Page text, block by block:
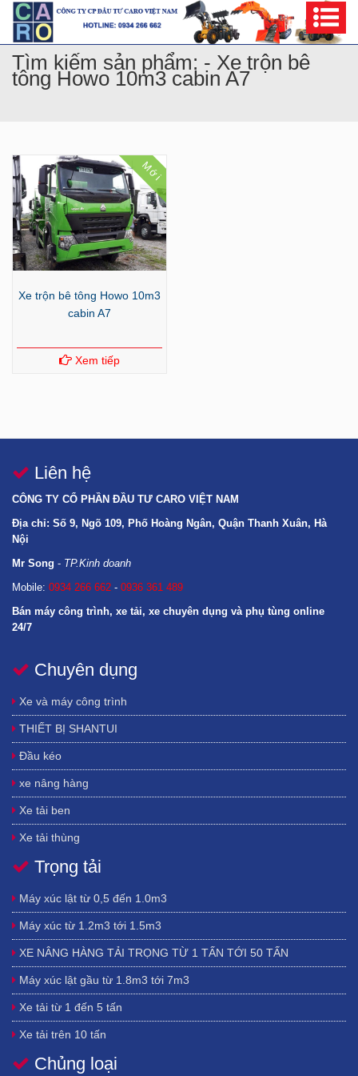
Tìm kiếm sản phẩm: - Xe trộn bê
tông Howo 10m3 cabin A7
Mới
Xe trộn bê tông Howo 10m3
cabin A7
Xem tiếp
Liên hệ
CÔNG TY CỔ PHẦN ĐẦU TƯ CARO VIỆT NAM
Địa chỉ: Số 9, Ngõ 109, Phố Hoàng Ngân, Quận Thanh Xuân, Hà
Nội
Mr Song - TP.Kinh doanh
Mobile: 0934 266 662 - 0936 361 489
Bán máy công trình, xe tải, xe chuyên dụng và phụ tùng online
24/7
GIAO HÀNG TOÀN QUỐC GỒM CÁC TỈNH: LÀO CAI, YÊN BÁI, ĐIỆN BIÊN, HOÀ
QUANG, THÁI NGUYÊN, PHÚ THỌ, BẮC GIANG, QUẢNG NINH, BẮC NINH, HÀ
NAM, HÀ NỘI, HẢI DƯƠNG, HẢI PHÒNG, HƯNG YÊN, NAM ĐỊNH, NINH
BÌNH, THÁI BÌNH, VĨNH PHÚC,THANH HOÁ, NGHỆ AN, HÀ TĨNH, QUẢNG
BÌNH, QUẢNG TRỊ VÀ THỪA THIÊN-HUẾ, ĐÀ NẴNG, QUẢNG NAM, QUẢNG
NGÃI, BÌNH ĐỊNH, PHÚ YÊN, KHÁNH HOÀ, NINH THUẬN, BÌNH THUẬN,
PHƯỚC, BÌNH DƯƠNG, ĐỒNG NAI, TÂY NINH, BÀ RỊA-VŨNG TÀU, THÀNH PHỐ
HỒ CHÍ MINH , LONG AN, ĐỒNG THÁP, TIỀN GIANG, AN GIANG, BẾN TRE, VĨNH
Chuyên dụng
Xe và máy công trình
THIẾT BỊ SHANTUI
Đầu kéo
xe nâng hàng
Xe tải ben
Xe tải thùng
Xe bồn
Xe gắn cẩu
xe trộn
Bơm bê tông trung quốc
Máy nâng đá Trung Quốc hiệu Liteng
đầu cắt gỗ và bóc vỏ waratah - Mỹ
máy khoan - máy ép cọc - búa rung ép cọc
lốp xe tải trung quốc
Trọng tải
Máy xúc lật từ 0,5 đến 1.0m3
Máy xúc từ 1.2m3 tới 1.5m3
XE NÂNG HÀNG TẢI TRỌNG TỪ 1 TẤN TỚI 50 TẤN
Máy xúc lật gầu từ 1.8m3 tới 7m3
Xe tải từ 1 đến 5 tấn
Xe tải trên 10 tấn
Xe tải 3 chân
Chủng loại